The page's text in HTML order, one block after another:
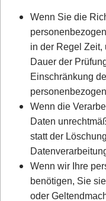
Wenn Sie die
in der Regel
Dauer der
Einschränkung
Wenn die
Daten
statt der
Wenn wir Ihre
benötigen, Sie
oder